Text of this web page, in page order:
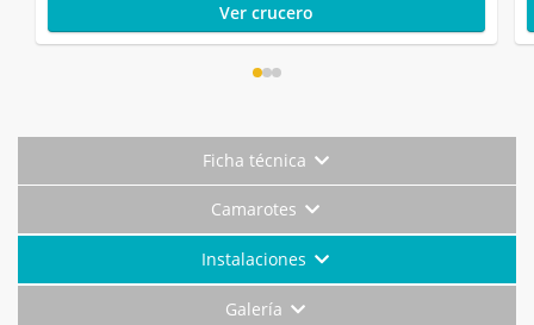
Ver crucero
Ficha técnica
Camarotes
Instalaciones
Galería